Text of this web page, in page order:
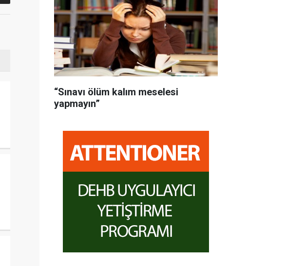
“Sınavı ölüm kalım meselesi
yapmayın”